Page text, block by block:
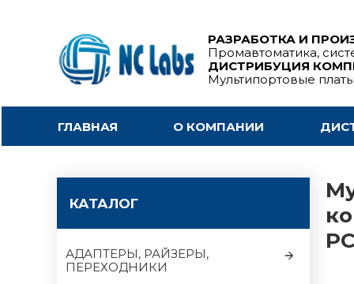
РАЗРАБОТКА И
Промавтоматика,
ДИСТРИБУЦИЯ
Мультипортовые
ГЛАВНАЯ О КОМПАНИИ
КАТАЛОГ
АДАПТЕРЫ, РАЙЗЕРЫ,
ПЕРЕХОДНИКИ